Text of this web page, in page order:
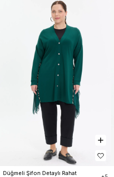
Düğmeli Şifon Detaylı Rahat